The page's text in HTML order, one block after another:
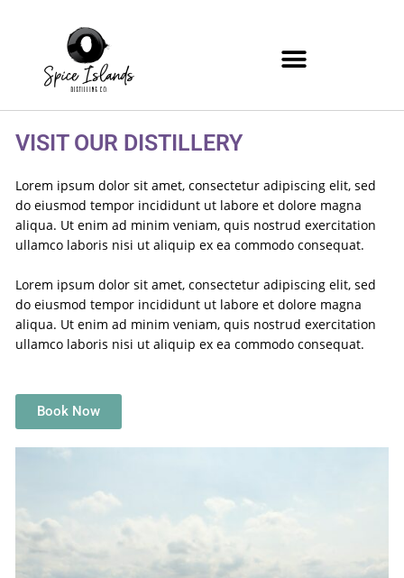
VISIT OUR DISTILLERY
Lorem ipsum dolor sit amet, consectetur adipiscing elit, sed
do eiusmod tempor incididunt ut labore et dolore magna
aliqua. Ut enim ad minim veniam, quis nostrud exercitation
ullamco laboris nisi ut aliquip ex ea commodo consequat.
Lorem ipsum dolor sit amet, consectetur adipiscing elit, sed
do eiusmod tempor incididunt ut labore et dolore magna
aliqua. Ut enim ad minim veniam, quis nostrud exercitation
ullamco laboris nisi ut aliquip ex ea commodo consequat.
Book Now